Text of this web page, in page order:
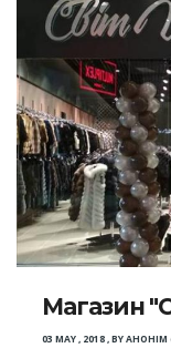
Магазин
03 MAY , 2018,BYАНОНІМ